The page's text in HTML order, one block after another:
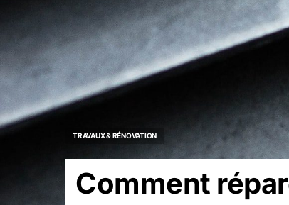
TRAVAUX & RÉNOVATION
Comment